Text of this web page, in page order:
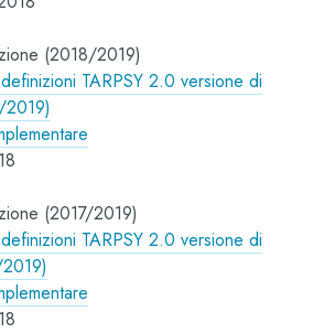
(2018/2019)
TARPSY 2.0 versione di
(2017/2019)
TARPSY 2.0 versione di